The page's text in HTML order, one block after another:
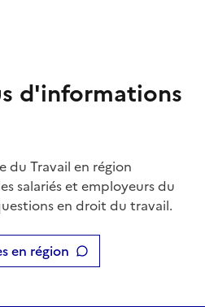
d'informations
du Travail en région
salariés et employeurs du
en droit du travail.
en région